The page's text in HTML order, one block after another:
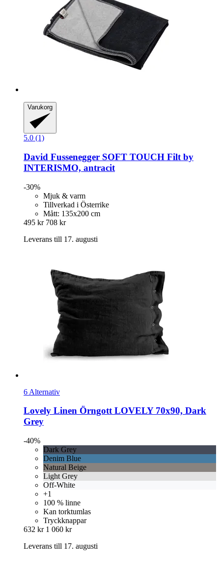
Varukorg
5.0 (1)
David Fussenegger SOFT TOUCH Filt by
INTERISMO, antracit
-30%
Mjuk & varm
Tillverkad i Österrike
Mått: 135x200 cm
495 kr 708 kr
Leverans till 17. augusti
6 Alternativ
Lovely Linen Örngott LOVELY 70x90, Dark
Grey
-40%
Dark Grey
Denim Blue
Natural Beige
Light Grey
Off-White
+1
100 % linne
Kan torktumlas
Tryckknappar
632 kr 1 060 kr
Leverans till 17. augusti